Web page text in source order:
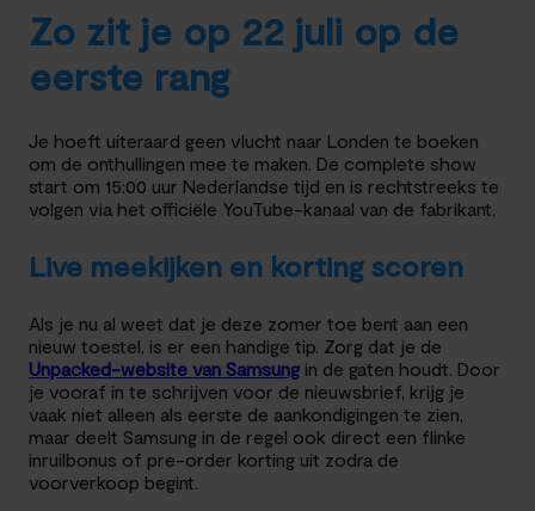
Zo zit je op 22 juli op de
eerste rang
Je hoeft uiteraard geen vlucht naar Londen te boeken
om de onthullingen mee te maken. De complete show
start om 15:00 uur Nederlandse tijd en is rechtstreeks te
volgen via het officiële YouTube-kanaal van de fabrikant.
Live meekijken en korting scoren
Als je nu al weet dat je deze zomer toe bent aan een
nieuw toestel, is er een handige tip. Zorg dat je de
Unpacked-website van Samsung in de gaten houdt. Door
je vooraf in te schrijven voor de nieuwsbrief, krijg je
vaak niet alleen als eerste de aankondigingen te zien,
maar deelt Samsung in de regel ook direct een flinke
inruilbonus of pre-order korting uit zodra de
voorverkoop begint.